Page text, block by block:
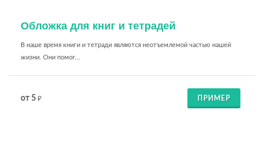
Обложка для книг и тетрадей
В наше время книги и тетради являются неотъемлемой частью нашей
жизни. Они помог...
от 5 ₽ ПРИМЕР